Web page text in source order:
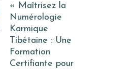
« Maîtrisez la
Numérologie
Karmique
Tibétaine : Une
Formation
Certifiante pour